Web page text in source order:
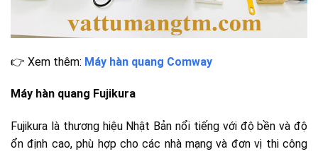
👉 Xem thêm: Máy hàn quang Comway
Máy hàn quang Fujikura
Fujikura là thương hiệu Nhật Bản nổi tiếng với độ bền và độ
ổn định cao, phù hợp cho các nhà mạng và đơn vị thi công